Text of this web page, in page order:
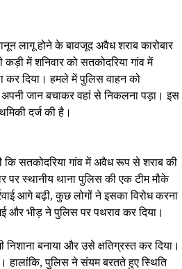
लागू होने के बावजूद अवैध शराब कारोबार
में शनिवार को सतकोदरिया गांव में
कर दिया। हमले में पुलिस वाहन को
अपनी जान बचाकर वहां से निकलना पड़ा। इस
दर्ज की है।
सतकोदरिया गांव में अवैध रूप से शराब की
पर स्थानीय थाना पुलिस की एक टीम मौके
आगे बढ़ी, कुछ लोगों ने इसका विरोध करना
और भीड़ ने पुलिस पर पथराव कर दिया।
निशाना बनाया और उसे क्षतिग्रस्त कर दिया।
हालांकि, पुलिस ने संयम बरतते हुए स्थिति